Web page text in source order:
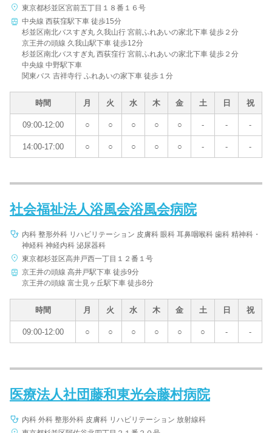
東京都杉並区宮前五丁目１８番１６号
中央線 西荻窪駅下車 徒歩15分
杉並区南北バスすぎ丸 久我山行 宮前ふれあいの家北下車 徒歩２分
京王井の頭線 久我山駅下車 徒歩12分
杉並区南北バスすぎ丸 西荻窪行 宮前ふれあいの家北下車 徒歩２分
中央線 中野駅下車
関東バス 吉祥寺行 ふれあいの家下車 徒歩１分
時間 月 火 水 木 金 土 日 祝
09:00-12:00 ○ ○ ○ ○ ○ - - -
14:00-17:00 ○ ○ ○ ○ ○ - - -
社会福祉法人浴風会浴風会病院
内科 整形外科 リハビリテーション 皮膚科 眼科 耳鼻咽喉科 歯科 精神科・
神経科 神経内科 泌尿器科
東京都杉並区高井戸西一丁目１２番１号
京王井の頭線 高井戸駅下車 徒歩9分
京王井の頭線 富士見ヶ丘駅下車 徒歩8分
時間 月 火 水 木 金 土 日 祝
09:00-12:00 ○ ○ ○ ○ ○ ○ - -
医療法人社団藤和東光会藤村病院
内科 外科 整形外科 皮膚科 リハビリテーション 放射線科